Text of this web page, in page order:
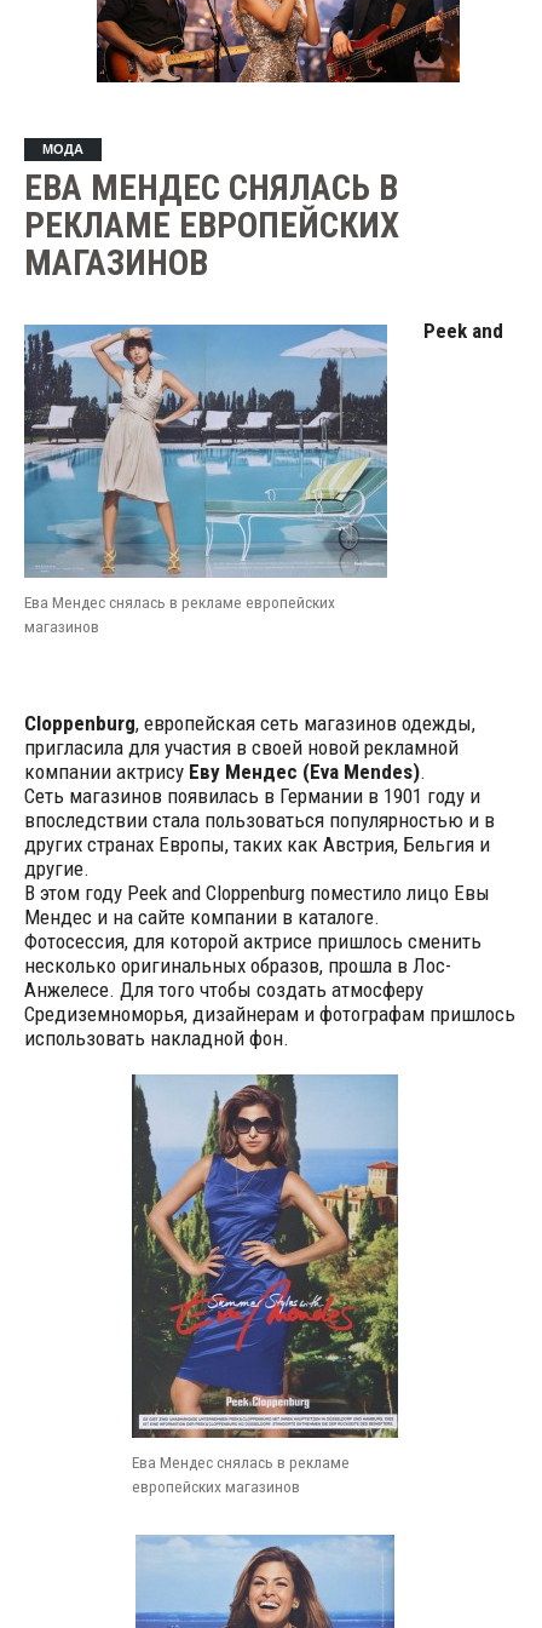
МОДА
ЕВА МЕНДЕС СНЯЛАСЬ В
РЕКЛАМЕ ЕВРОПЕЙСКИХ
МАГАЗИНОВ
Ева Мендес снялась в рекламе европейских
магазинов
Peek and
Cloppenburg, европейская сеть магазинов одежды,
пригласила для участия в своей новой рекламной
компании актрису Еву Мендес (Eva Mendes).
Сеть магазинов появилась в Германии в 1901 году и
впоследствии стала пользоваться популярностью и в
других странах Европы, таких как Австрия, Бельгия и
другие.
В этом году Peek and Cloppenburg поместило лицо Евы
Мендес и на сайте компании в каталоге.
Фотосессия, для которой актрисе пришлось сменить
несколько оригинальных образов, прошла в Лос-
Анжелесе. Для того чтобы создать атмосферу
Средиземноморья, дизайнерам и фотографам пришлось
использовать накладной фон.
Ева Мендес снялась в рекламе
европейских магазинов